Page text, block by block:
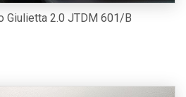
Giulietta 2.0 JTDM 601/B